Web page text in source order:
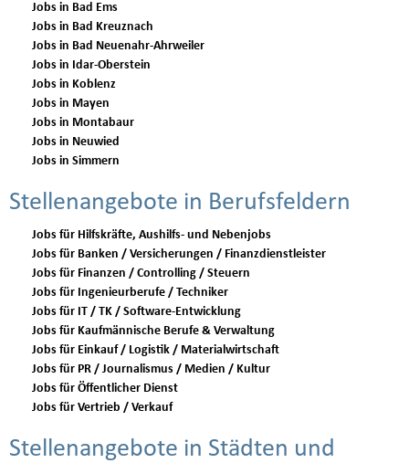
Jobs in Bad Ems
Jobs in Bad Kreuznach
Jobs in Bad Neuenahr-Ahrweiler
Jobs in Idar-Oberstein
Jobs in Koblenz
Jobs in Mayen
Jobs in Montabaur
Jobs in Neuwied
Jobs in Simmern
Stellenangebote in Berufsfeldern
Jobs für Hilfskräfte, Aushilfs- und Nebenjobs
Jobs für Banken / Versicherungen / Finanzdienstleister
Jobs für Finanzen / Controlling / Steuern
Jobs für Ingenieurberufe / Techniker
Jobs für IT / TK / Software-Entwicklung
Jobs für Kaufmännische Berufe & Verwaltung
Jobs für Einkauf / Logistik / Materialwirtschaft
Jobs für PR / Journalismus / Medien / Kultur
Jobs für Öffentlicher Dienst
Jobs für Vertrieb / Verkauf
Stellenangebote in Städten und